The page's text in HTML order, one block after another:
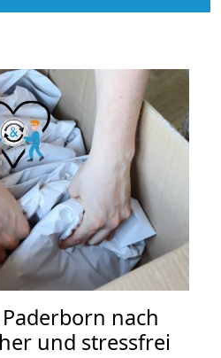
Paderborn nach
und stressfrei